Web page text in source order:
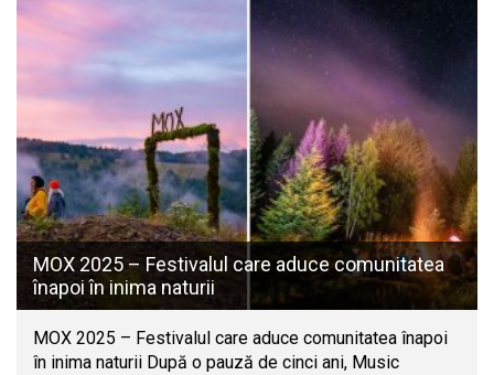
MOX 2025 – Festivalul care aduce comunitatea
înapoi în inima naturii
MOX 2025 – Festivalul care aduce comunitatea înapoi
în inima naturii După o pauză de cinci ani, Music